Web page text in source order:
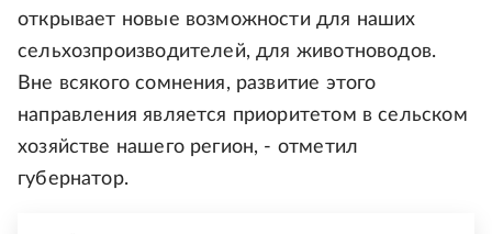
открывает новые возможности для наших
сельхозпроизводителей, для животноводов.
Вне всякого сомнения, развитие этого
направления является приоритетом в сельском
хозяйстве нашего регион, - отметил
губернатор.